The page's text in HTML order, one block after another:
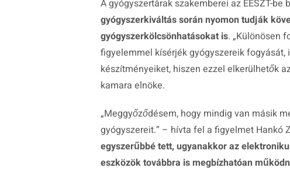
A gyógyszertárak szakemberei az EESZT-
gyógyszerkiváltás során nyomon tudják
gyógyszerkölcsönhatásokat is. „Különösen
figyelemmel kísérjék gyógyszereik
készítményeiket, hiszen ezzel elkerülhetők
kamara elnöke.
„Meggyőződésem, hogy mindig van másik
gyógyszereit.” – hívta fel a figyelmet Hankó
egyszerűbbé tett, ugyanakkor az
eszközök továbbra is megbízhatóan